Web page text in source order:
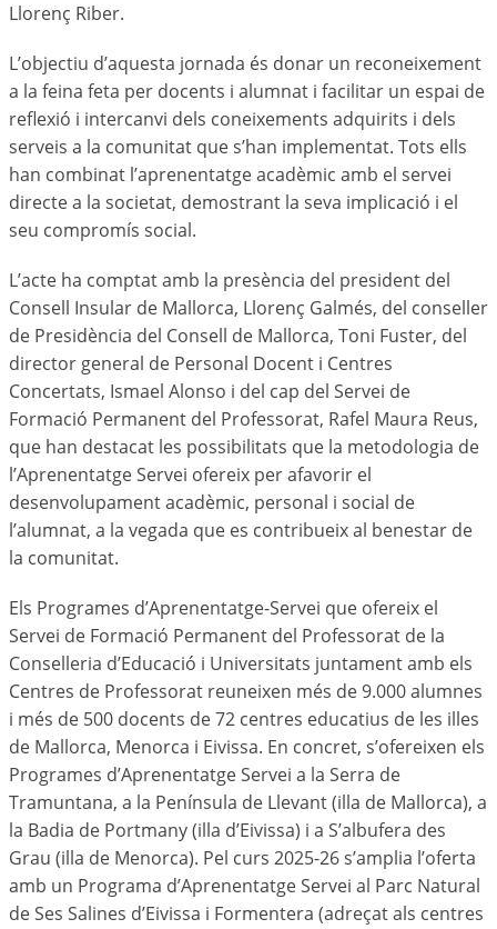
Llorenç Riber.
L’objectiu d’aquesta jornada és donar un reconeixement
a la feina feta per docents i alumnat i facilitar un espai de
reflexió i intercanvi dels coneixements adquirits i dels
serveis a la comunitat que s’han implementat. Tots ells
han combinat l’aprenentatge acadèmic amb el servei
directe a la societat, demostrant la seva implicació i el
seu compromís social.
L’acte ha comptat amb la presència del president del
Consell Insular de Mallorca, Llorenç Galmés, del conseller
de Presidència del Consell de Mallorca, Toni Fuster, del
director general de Personal Docent i Centres
Concertats, Ismael Alonso i del cap del Servei de
Formació Permanent del Professorat, Rafel Maura Reus,
que han destacat les possibilitats que la metodologia de
l’Aprenentatge Servei ofereix per afavorir el
desenvolupament acadèmic, personal i social de
l’alumnat, a la vegada que es contribueix al benestar de
la comunitat.
Els Programes d’Aprenentatge-Servei que ofereix el
Servei de Formació Permanent del Professorat de la
Conselleria d’Educació i Universitats juntament amb els
Centres de Professorat reuneixen més de 9.000 alumnes
i més de 500 docents de 72 centres educatius de les illes
de Mallorca, Menorca i Eivissa. En concret, s’ofereixen els
Programes d’Aprenentatge Servei a la Serra de
Tramuntana, a la Península de Llevant (illa de Mallorca), a
la Badia de Portmany (illa d’Eivissa) i a S’albufera des
Grau (illa de Menorca). Pel curs 2025-26 s’amplia l’oferta
amb un Programa d’Aprenentatge Servei al Parc Natural
de Ses Salines d’Eivissa i Formentera (adreçat als centres